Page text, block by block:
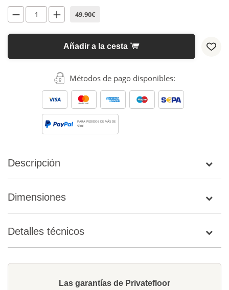
49.90€
Añadir a la cesta
Métodos de pago disponibles:
PARA PEDIDOS DE MÁS DE
500€
Descripción
Dimensiones
Detalles técnicos
Las garantías de Privatefloor